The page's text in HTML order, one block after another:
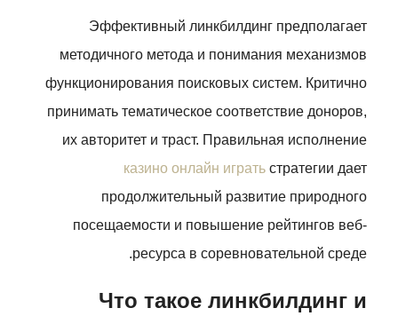
Эффективный линкбилдинг предполагает
методичного метода и понимания механизмов
функционирования поисковых систем. Критично
принимать тематическое соответствие доноров,
их авторитет и траст. Правильная исполнение
казино онлайн играть стратегии дает
продолжительный развитие природного
посещаемости и повышение рейтингов веб-
ресурса в соревновательной среде.
Что такое линкбилдинг и